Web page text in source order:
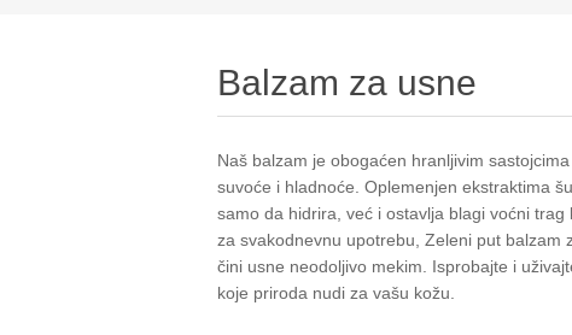
Balzam za usne
Naš balzam je obogaćen hranljivim
suvoće i hladnoće. Oplemenjen ekstraktima
samo da hidrira, već i ostavlja blagi voćni
za svakodnevnu upotrebu, Zeleni put balzam
čini usne neodoljivo mekim. Isprobajte i
koje priroda nudi za vašu kožu.